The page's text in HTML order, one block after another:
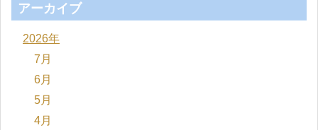
アーカイブ
2026年
7月
6月
5月
4月